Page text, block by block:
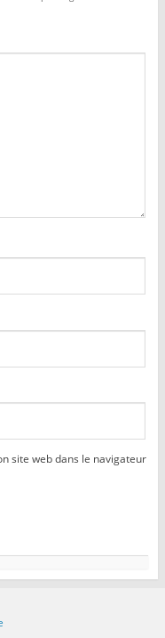
site web dans le navigateur